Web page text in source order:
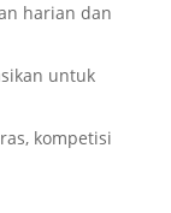
harian dan
untuk
kompetisi